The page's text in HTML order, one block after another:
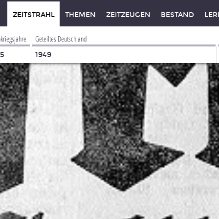
ZEITSTRAHL THEMEN ZEITZEUGEN BESTAND
Geteiltes Deutschland
1949